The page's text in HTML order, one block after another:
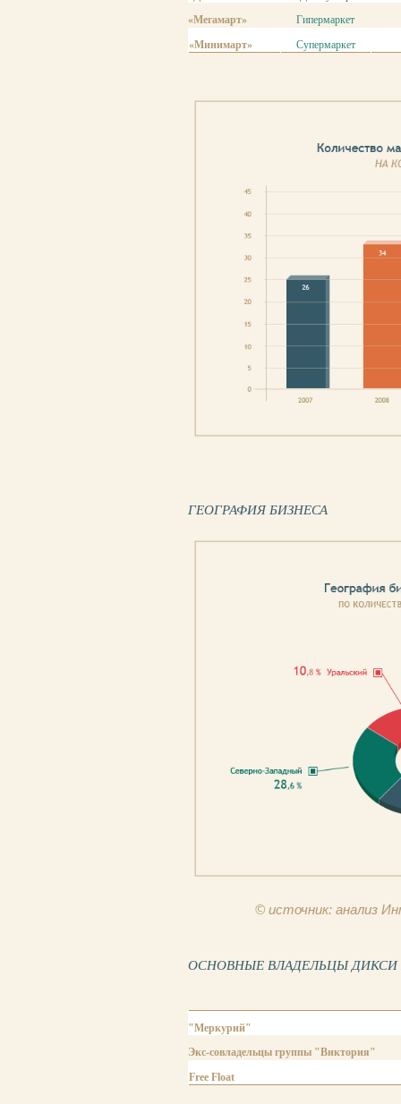
«Мегамарт»
Гипермаркет
«Минимарт»
Супермаркет
ГЕОГРАФИЯ БИЗНЕСА
© источник: анализ
ОСНОВНЫЕ ВЛАДЕЛЬЦЫ ДИКСИ
"Меркурий"
Экс-совладельцы группы "Виктория"
Free Float